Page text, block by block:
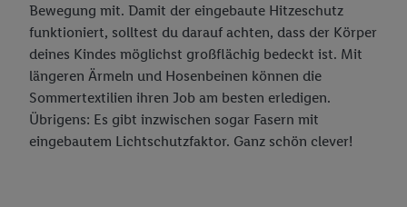
Bewegung mit. Damit der eingebaute Hitzeschutz
funktioniert, solltest du darauf achten, dass der Körper
deines Kindes möglichst großflächig bedeckt ist. Mit
längeren Ärmeln und Hosenbeinen können die
Sommertextilien ihren Job am besten erledigen.
Übrigens: Es gibt inzwischen sogar Fasern mit
eingebautem Lichtschutzfaktor. Ganz schön clever!